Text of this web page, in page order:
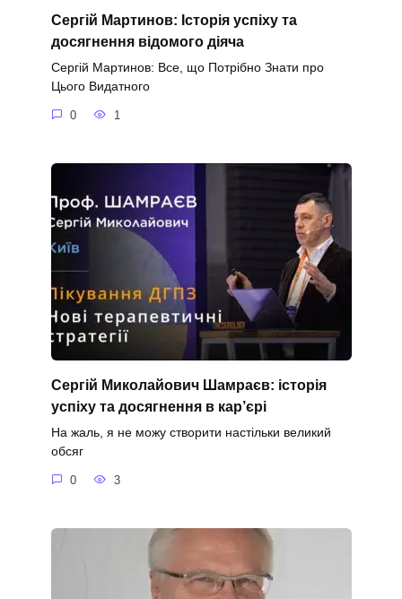
Сергій Мартинов: Історія успіху та
досягнення відомого діяча
Сергій Мартинов: Все, що Потрібно Знати про
Цього Видатного
0 1
Сергій Миколайович Шамраєв: історія
успіху та досягнення в кар’єрі
На жаль, я не можу створити настільки великий
обсяг
0 3